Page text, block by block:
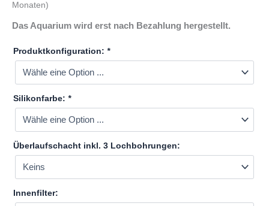
Monaten)
Das Aquarium wird erst nach Bezahlung hergestellt.
Produktkonfiguration: *
Silikonfarbe: *
Überlaufschacht inkl. 3 Lochbohrungen:
Innenfilter: